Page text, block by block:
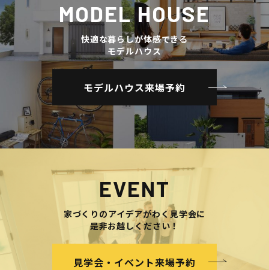
MODEL HOUSE
快適な暮らしが体感できる
モデルハウス
モデルハウス来場予約
EVENT
家づくりのアイデアがわく見学会に
是非お越しください！
見学会・イベント来場予約